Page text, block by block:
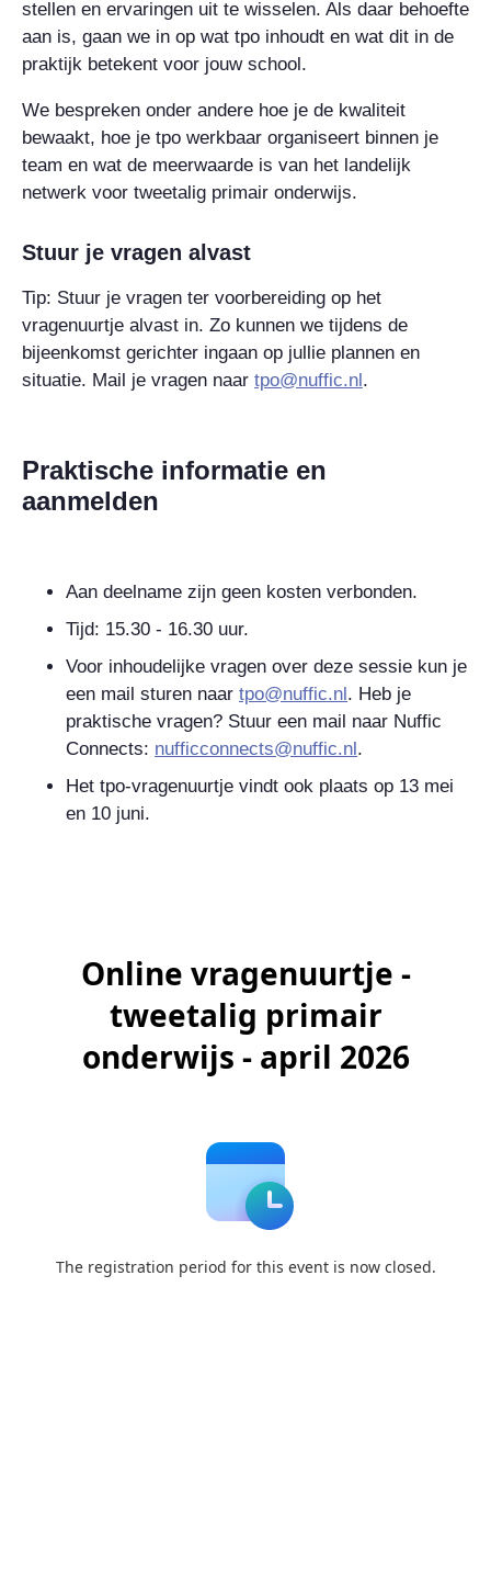
stellen en ervaringen uit te wisselen. Als daar behoefte
aan is, gaan we in op wat tpo inhoudt en wat dit in de
praktijk betekent voor jouw school.
We bespreken onder andere hoe je de kwaliteit
bewaakt, hoe je tpo werkbaar organiseert binnen je
team en wat de meerwaarde is van het landelijk
netwerk voor tweetalig primair onderwijs.
Stuur je vragen alvast
Tip: Stuur je vragen ter voorbereiding op het
vragenuurtje alvast in. Zo kunnen we tijdens de
bijeenkomst gerichter ingaan op jullie plannen en
situatie. Mail je vragen naar tpo@nuffic.nl.
Praktische informatie en
aanmelden
Aan deelname zijn geen kosten verbonden.
Tijd: 15.30 - 16.30 uur.
Voor inhoudelijke vragen over deze sessie kun je
een mail sturen naar tpo@nuffic.nl. Heb je
praktische vragen? Stuur een mail naar Nuffic
Connects: nufficconnects@nuffic.nl.
Het tpo-vragenuurtje vindt ook plaats op 13 mei
en 10 juni.